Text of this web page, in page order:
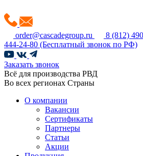
order@cascadegroup.ru 8 (812)
444-24-80 (Бесплатный звонок по РФ)
Заказать звонок
Всё для производства РВД
Во всех регионах Страны
О компании
Вакансии
Сертификаты
Партнеры
Статьи
Акции